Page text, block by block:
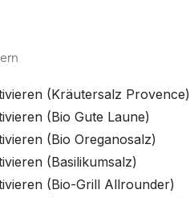
(Kräutersalz Provence)
(Bio Gute Laune)
(Bio Oreganosalz)
(Basilikumsalz)
(Bio-Grill Allrounder)